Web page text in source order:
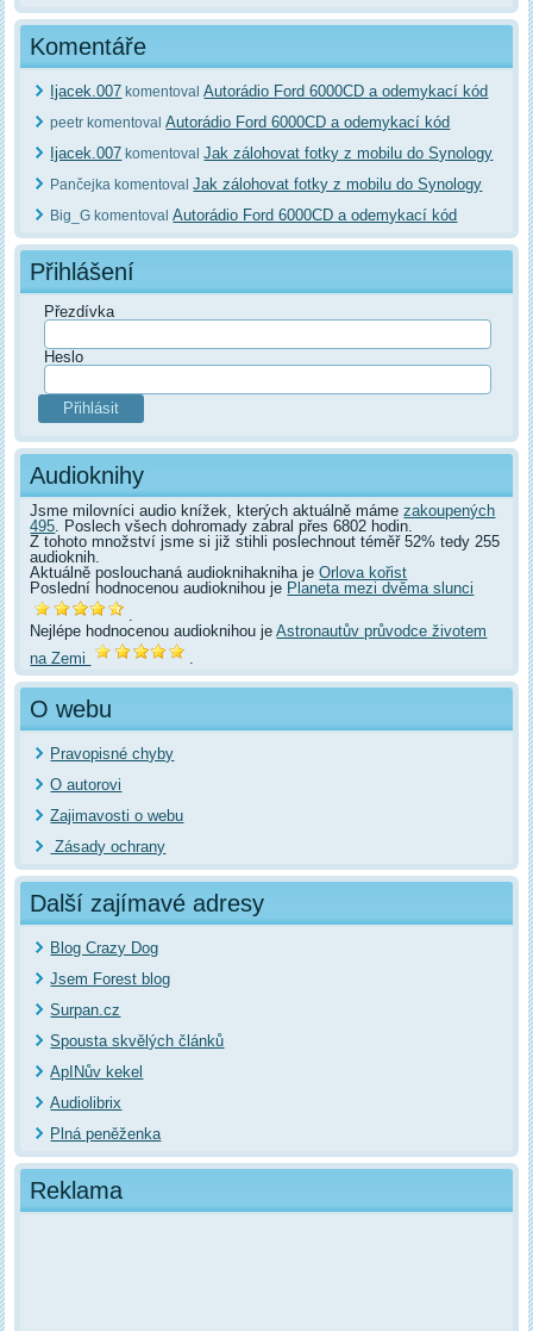
Komentáře
Ijacek.007 komentovalAutorádio Ford 6000CD a odemykací kód
peetr komentovalAutorádio Ford 6000CD a odemykací kód
Ijacek.007 komentovalJak zálohovat fotky z mobilu do Synology
Pančejka komentovalJak zálohovat fotky z mobilu do Synology
Big_G komentovalAutorádio Ford 6000CD a odemykací kód
Přihlášení
Přezdívka
Heslo
Audioknihy
Jsme milovníci audio knížek, kterých aktuálně mámezakoupených
495. Poslech všech dohromady zabral přes 6802 hodin.
Z tohoto množství jsme si již stihli poslechnout téměř 52% tedy 255
audioknih.
Aktuálně poslouchaná audioknihakniha jeOrlova kořist
Poslední hodnocenou audioknihou je Planeta mezi dvěma slunci
.
Nejlépe hodnocenou audioknihou jeAstronautův průvodce životem
na Zemi
.
O webu
Pravopisné chyby
O autorovi
Zajimavosti o webu
Zásady ochrany
Další zajímavé adresy
Blog Crazy Dog
Jsem Forest blog
Surpan.cz
Spousta skvělých článků
ApINův kekel
Audiolibrix
Plná peněženka
Reklama